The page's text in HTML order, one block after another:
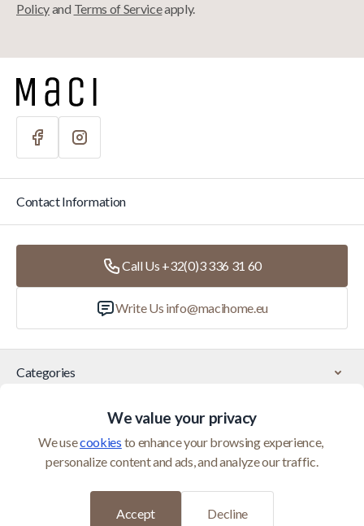
We value your privacy
We use cookies to enhance your browsing experience,
personalize content and ads, and analyze our traffic.
Decline
Accept
Policyand Terms of Serviceapply.
Categories
Customer Service
Contact Information
Call Us +32(0)3 336 31 60
Write Us info@macihome.eu
© 2026 Maci Home is operated by Homeshop BV (BTW